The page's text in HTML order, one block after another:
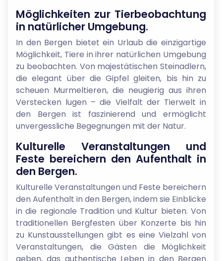
Möglichkeiten zur Tierbeobachtung
in natürlicher Umgebung.
In den Bergen bietet ein Urlaub die einzigartige
Möglichkeit, Tiere in ihrer natürlichen Umgebung
zu beobachten. Von majestätischen Steinadlern,
die elegant über die Gipfel gleiten, bis hin zu
scheuen Murmeltieren, die neugierig aus ihren
Verstecken lugen – die Vielfalt der Tierwelt in
den Bergen ist faszinierend und ermöglicht
unvergessliche Begegnungen mit der Natur.
Kulturelle Veranstaltungen und
Feste bereichern den Aufenthalt in
den Bergen.
Kulturelle Veranstaltungen und Feste bereichern
den Aufenthalt in den Bergen, indem sie Einblicke
in die regionale Tradition und Kultur bieten. Von
traditionellen Bergfesten über Konzerte bis hin
zu Kunstausstellungen gibt es eine Vielzahl von
Veranstaltungen, die Gästen die Möglichkeit